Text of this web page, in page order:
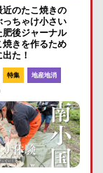
近のたこ焼きの
っちゃけ小さい
後ジャーナル
焼きを作るため
た！
特集 地産地消